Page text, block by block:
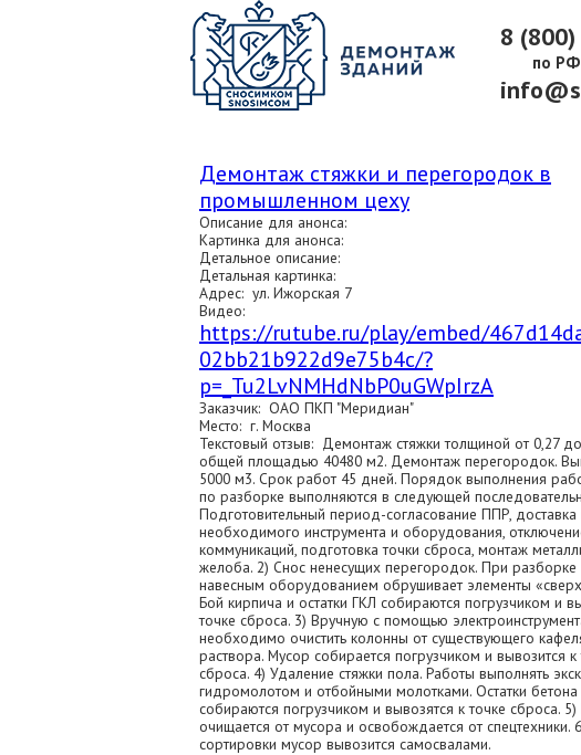
8
по РФ
Демонтаж стяжки и перегородок в
промышленном цеху
Описание для анонса:
Картинка для анонса:
Детальное описание:
Детальная картинка:
Адрес: ул. Ижорская 7
Видео:
https://rutube.ru/play/embed/
02bb21b922d9e75b4c/?
p=_Tu2LvNMHdNbP0uGWpIrzA
Заказчик: ОАО ПКП "Меридиан"
Место: г. Москва
Текстовый отзыв: Демонтаж стяжки толщиной от 0,27
общей площадью 40480 м2. Демонтаж перегородок.
5000 м3. Срок работ 45 дней. Порядок выполнения
по разборке выполняются в следующей
Подготовительный период-согласование ППР, доставка
необходимого инструмента и оборудования,
коммуникаций, подготовка точки сброса, монтаж
желоба. 2) Снос ненесущих перегородок. При разборке
навесным оборудованием обрушивает элементы
Бой кирпича и остатки ГКЛ собираются погрузчиком и
точке сброса. 3) Вручную с помощью
необходимо очистить колонны от существующего
раствора. Мусор собирается погрузчиком и вывозится к
сброса. 4) Удаление стяжки пола. Работы выполнять
гидромолотом и отбойными молотками. Остатки
собираются погрузчиком и вывозятся к точке сброса.
очищается от мусора и освобождается от спецтехники.
сортировки мусор вывозится самосвалами.